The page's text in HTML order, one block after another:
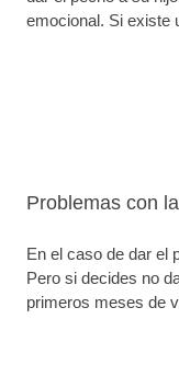
emocional. Si existe
Problemas con
En el caso de dar el
Pero si decides no
primeros meses de